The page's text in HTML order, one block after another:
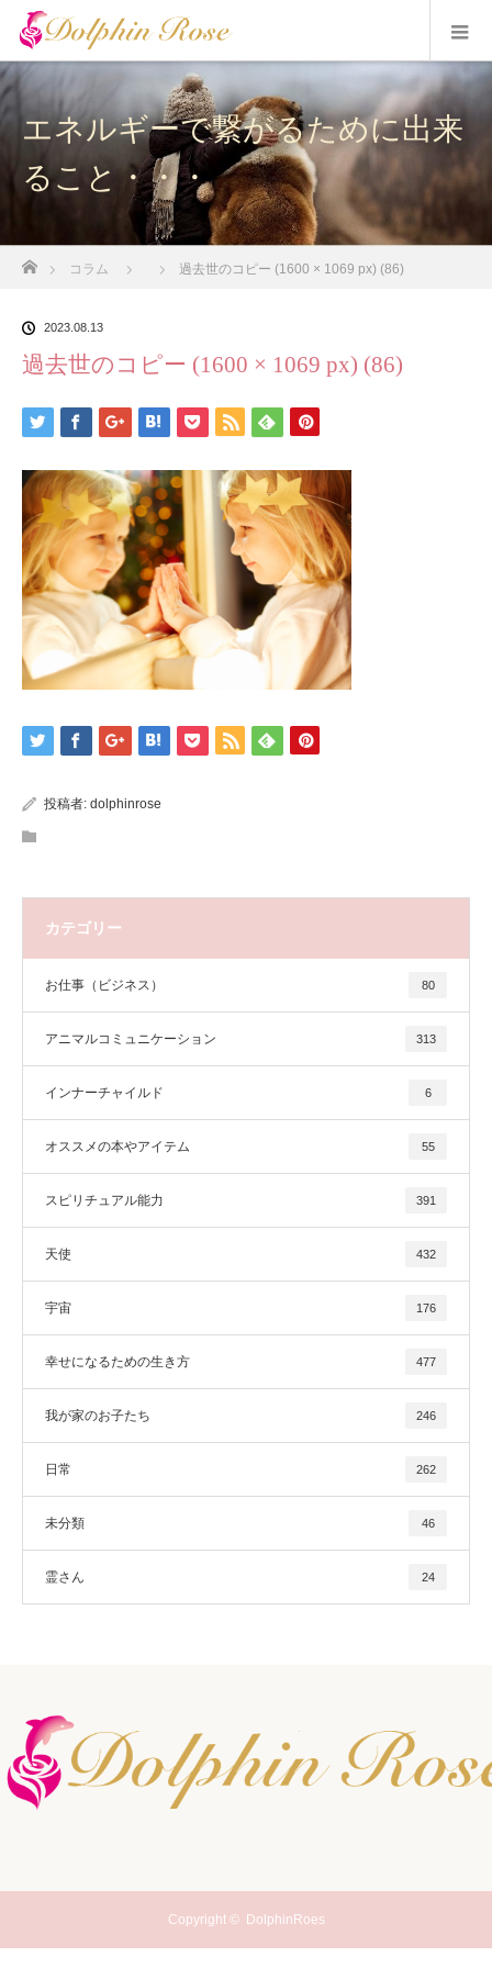
エネルギーで繋がるために出来
ること・・・
コラム 過去世のコピー (1600 × 1069 px) (86)
2023.08.13
過去世のコピー (1600 × 1069 px) (86)
投稿者: dolphinrose
カテゴリー
お仕事（ビジネス） 80
アニマルコミュニケーション 313
インナーチャイルド 6
オススメの本やアイテム 55
スピリチュアル能力 391
天使 432
宇宙 176
幸せになるための生き方 477
我が家のお子たち 246
日常 262
未分類 46
霊さん 24
Copyright © DolphinRoes